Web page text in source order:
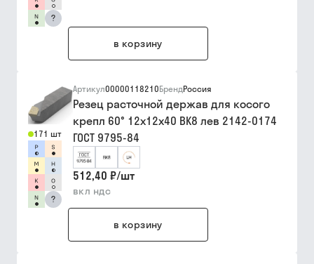
?
в корзину
171 шт
?
Артикул00000118210БрендРоссия
Резец расточной держав для косого
крепл 60° 12х12х40 ВК8 лев 2142-0174
ГОСТ 9795-84
512,40 ₽/шт
вкл ндс
в корзину